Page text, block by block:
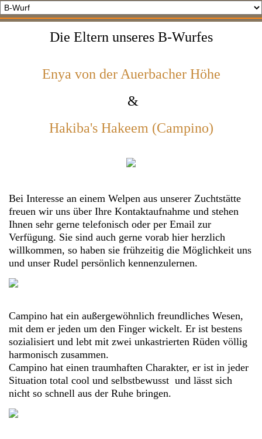
Die Eltern unseres B-Wurfes
Enya von der Auerbacher Höhe
&
Hakiba's Hakeem (Campino)
Bei Interesse an einem Welpen aus unserer Zuchtstätte
freuen wir uns über Ihre Kontaktaufnahme und stehen
Ihnen sehr gerne telefonisch oder per Email zur
Verfügung. Sie sind auch gerne vorab hier herzlich
willkommen, so haben sie frühzeitig die Möglichkeit uns
und unser Rudel persönlich kennenzulernen.
Campino hat ein außergewöhnlich freundliches Wesen,
mit dem er jeden um den Finger wickelt. Er ist bestens
sozialisiert und lebt mit zwei unkastrierten Rüden völlig
harmonisch zusammen.
Campino hat einen traumhaften Charakter, er ist in jeder
Situation total cool und selbstbewusst und lässt sich
nicht so schnell aus der Ruhe bringen.